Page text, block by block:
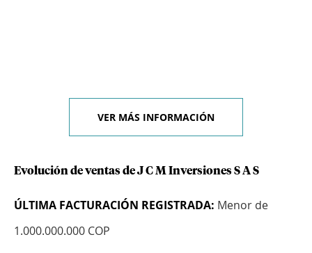
VER MÁS INFORMACIÓN
Evolución de ventas de J C M Inversiones S A S
ÚLTIMA FACTURACIÓN REGISTRADA: Menor de
1.000.000.000 COP